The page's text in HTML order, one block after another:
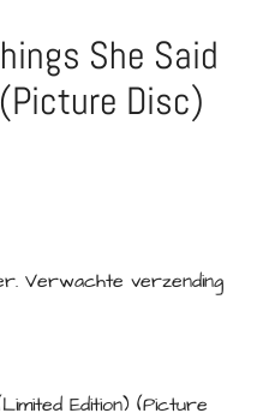
She Said
Disc)
Verwachte verzending
Edition) (Picture